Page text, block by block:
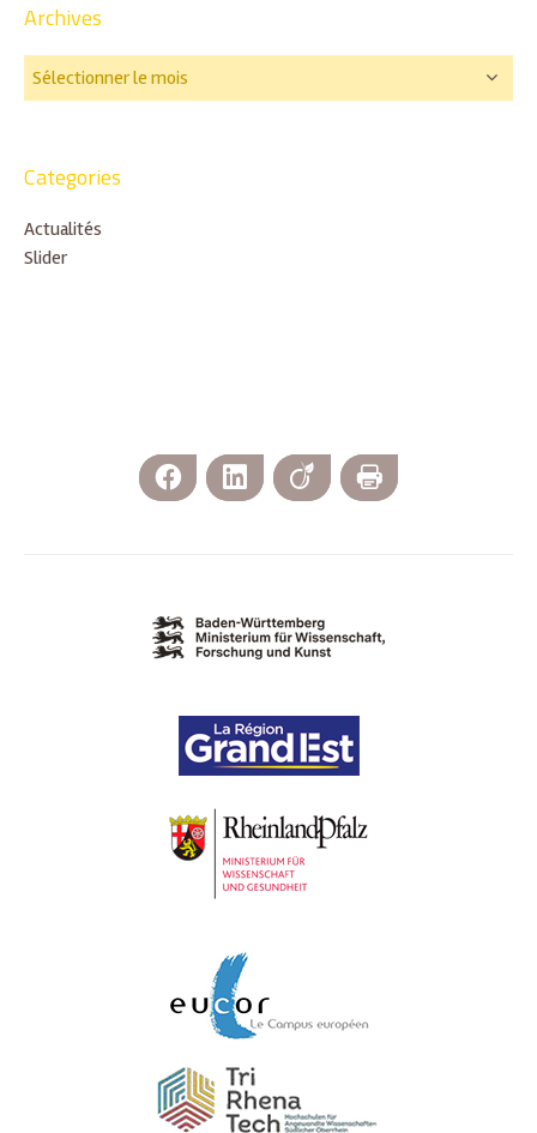
Archives
Categories
Actualités
Slider
Facebook LinkedIn Viadeo